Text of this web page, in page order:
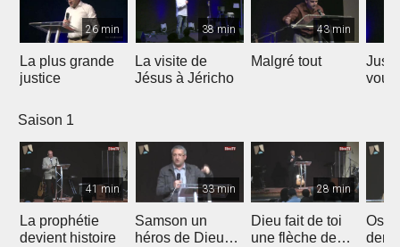
26 min
La plus grande
justice
38 min
La visite de
Jésus à Jéricho
43 min
Malgré tout
vous
Saison 1
41 min
La prophétie
devient histoire
33 min
Samson un
héros de Dieu
28 min
Dieu fait de toi
une flèche de